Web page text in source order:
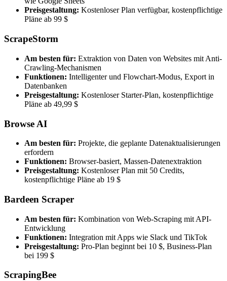
Preisgestaltung: Kostenloser Plan verfügbar, kostenpflichtige
Pläne ab 99 $
ScrapeStorm
Am besten für: Extraktion von Daten von Websites mit Anti-
Crawling-Mechanismen
Funktionen: Intelligenter und Flowchart-Modus, Export in
Datenbanken
Preisgestaltung: Kostenloser Starter-Plan, kostenpflichtige
Pläne ab 49,99 $
Browse AI
Am besten für: Projekte, die geplante Datenaktualisierungen
erfordern
Funktionen: Browser-basiert, Massen-Datenextraktion
Preisgestaltung: Kostenloser Plan mit 50 Credits,
kostenpflichtige Pläne ab 19 $
Bardeen Scraper
Am besten für: Kombination von Web-Scraping mit API-
Entwicklung
Funktionen: Integration mit Apps wie Slack und TikTok
Preisgestaltung: Pro-Plan beginnt bei 10 $, Business-Plan
bei 199 $
ScrapingBee